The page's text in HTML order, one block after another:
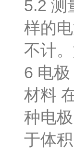
5.2 测
样的
不计
6 电极
材料
种电
于体